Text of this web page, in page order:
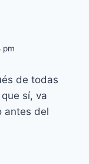
pm
de todas
sí, va
antes del